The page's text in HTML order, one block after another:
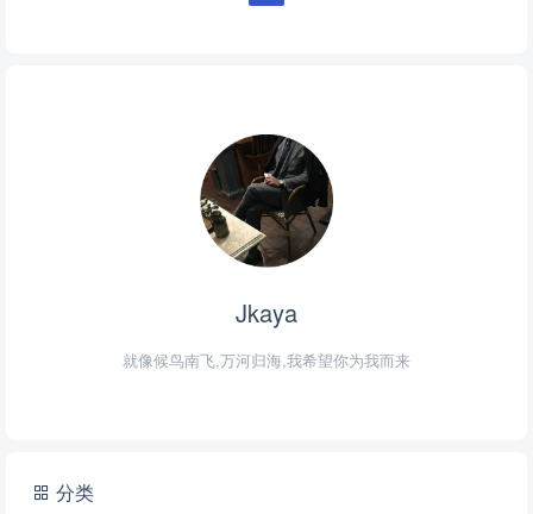
Jkaya
就像候鸟南飞,万河归海,我希望你为我而来
分类